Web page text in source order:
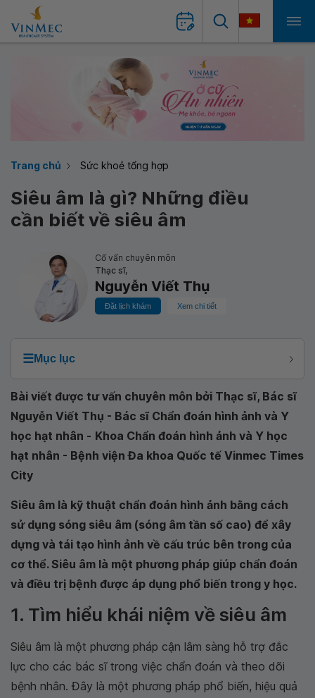
Trang chủ Sức khoẻ tổng hợp
Siêu âm là gì? Những điều
cần biết về siêu âm
Cố vấn chuyên môn
Thạc sĩ,
Nguyễn Viết Thụ
Đặt lịch khám Xem chi tiết
☰Mục lục
Bài viết được tư vấn chuyên môn bởi Thạc sĩ, Bác sĩ
Nguyễn Viết Thụ - Bác sĩ Chẩn đoán hình ảnh và Y
học hạt nhân - Khoa Chẩn đoán hình ảnh và Y học
hạt nhân - Bệnh viện Đa khoa Quốc tế Vinmec Times
City
Siêu âm là kỹ thuật chẩn đoán hình ảnh bằng cách
sử dụng sóng siêu âm (sóng âm tần số cao) để xây
dựng và tái tạo hình ảnh về cấu trúc bên trong của
cơ thể. Siêu âm là một phương pháp giúp chẩn đoán
và điều trị bệnh được áp dụng phổ biến trong y học.
1. Tìm hiểu khái niệm về siêu âm
Siêu âm là một phương pháp cận lâm sàng hỗ trợ đắc
lực cho các bác sĩ trong việc chẩn đoán và theo dõi
bệnh nhân. Đây là một phương pháp phổ biến, hiệu quả